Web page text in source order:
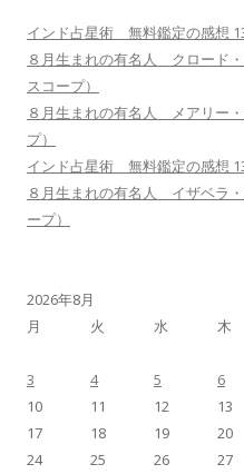
インド占星術 無料鑑定の感想
８月生まれの有名人 クロード
スコープ）
８月生まれの有名人 メアリー
プ）
インド占星術 無料鑑定の感想
８月生まれの有名人 イザベラ
ープ）
2026年8月
月
火 水 木
3
4 5 6
10
11 12 13
17
18 19 20
24
25 26 27